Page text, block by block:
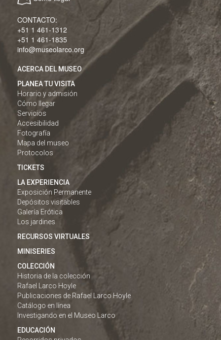
CONTACTO:
+51 1 461-1312
+51 1 461-1835
info@museolarco.org
ACERCA DEL MUSEO
PLANEA TU VISITA
Horario y admisión
Cómo llegar
Servicios
Accesibilidad
Fotografía
Mapa del museo
Protocolos
TICKETS
LA EXPERIENCIA
Exposición Permanente
Depósitos visitables
Galería Erótica
Los jardines
RECURSOS VIRTUALES
MINISERIES
COLECCIÓN
Historia de la colección
Rafael Larco Hoyle
Publicaciones de Rafael Larco Hoyle
Catálogo en línea
Investigando en el Museo Larco
EDUCACIÓN